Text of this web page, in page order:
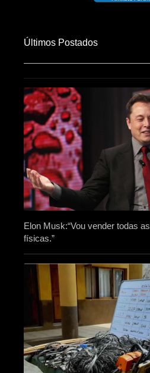
Últimos Postados
Elon Musk:“Vou vender todas
físicas.”